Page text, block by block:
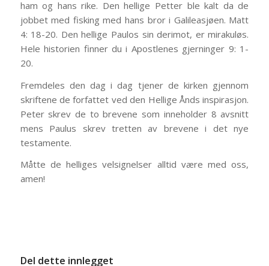
ham og hans rike. Den hellige Petter ble kalt da de
jobbet med fisking med hans bror i Galileasjøen. Matt
4: 18-20. Den hellige Paulos sin derimot, er mirakuløs.
Hele historien finner du i Apostlenes gjerninger 9: 1-
20.
Fremdeles den dag i dag tjener de kirken gjennom
skriftene de forfattet ved den Hellige Ånds inspirasjon.
Peter skrev de to brevene som inneholder 8 avsnitt
mens Paulus skrev tretten av brevene i det nye
testamente.
Måtte de helliges velsignelser alltid være med oss,
amen!
Del dette innlegget